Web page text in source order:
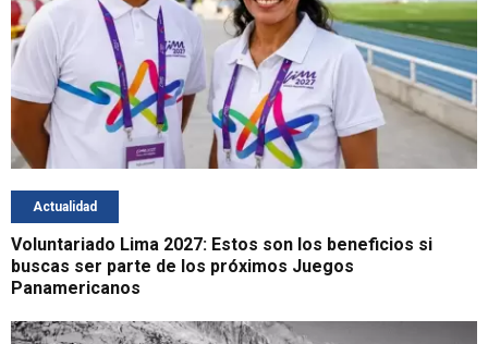
Actualidad
Voluntariado Lima 2027: Estos son los beneficios si
buscas ser parte de los próximos Juegos
Panamericanos